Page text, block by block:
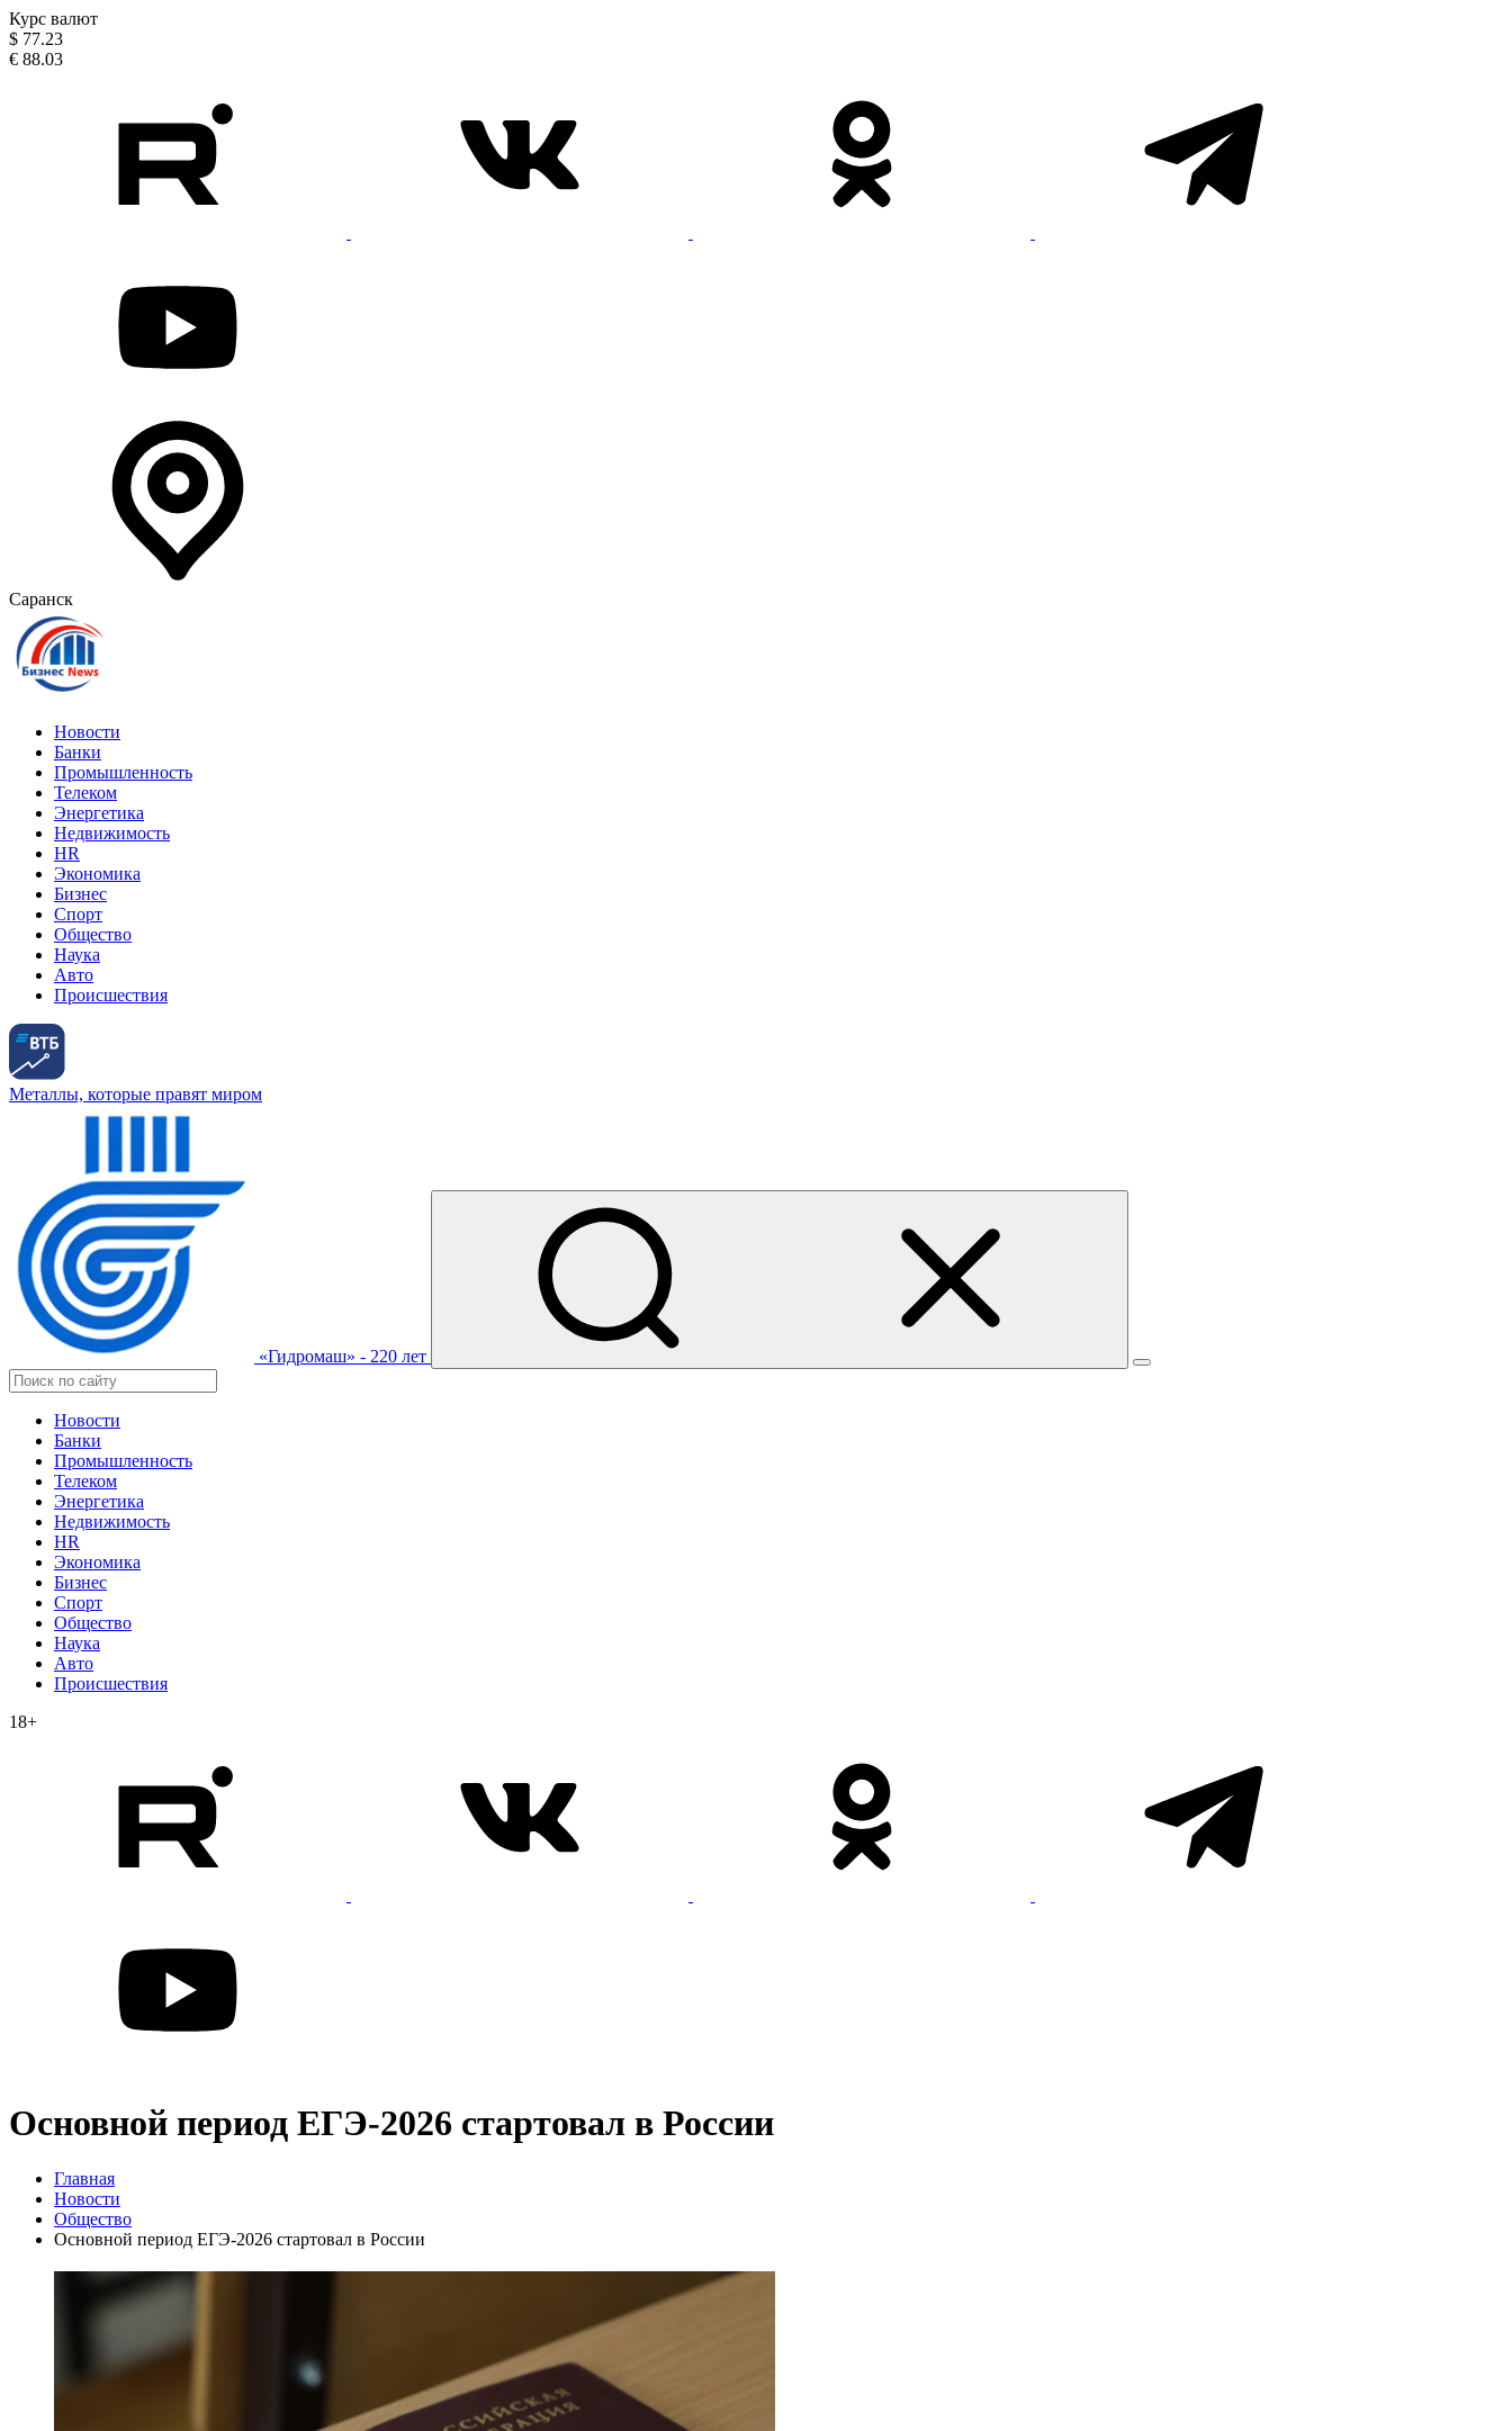
Курс валют
$ 77.23
€ 88.03
Саранск
Новости
Банки
Промышленность
Телеком
Энергетика
Недвижимость
HR
Экономика
Бизнес
Спорт
Общество
Наука
Авто
Происшествия
Металлы, которые правят миром
«Гидромаш» - 220 лет
Новости
Банки
Промышленность
Телеком
Энергетика
Недвижимость
HR
Экономика
Бизнес
Спорт
Общество
Наука
Авто
Происшествия
18+
Основной период ЕГЭ‑2026 стартовал в России
Главная
Новости
Общество
Основной период ЕГЭ‑2026 стартовал в России